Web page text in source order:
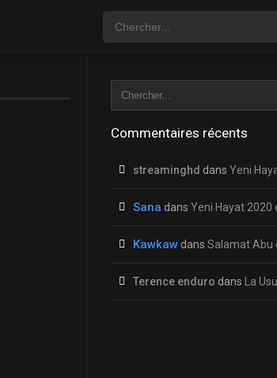
Commentaires récents
streaminghd dans Yeni Hayat 2020
Sana dans Yeni Hayat 2020 en
Kawkaw dans Salamat Abu el Banat 2020
Terence enduro dans La